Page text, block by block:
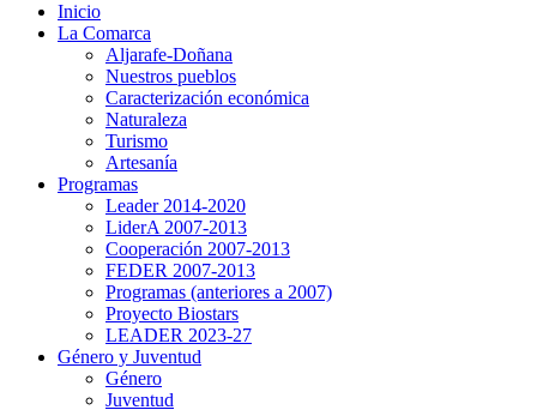
Inicio
La Comarca
Aljarafe-Doñana
Nuestros pueblos
Caracterización económica
Naturaleza
Turismo
Artesanía
Programas
Leader 2014-2020
LiderA 2007-2013
Cooperación 2007-2013
FEDER 2007-2013
Programas (anteriores a 2007)
Proyecto Biostars
LEADER 2023-27
Género y Juventud
Género
Juventud